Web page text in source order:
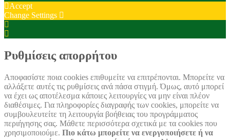
Accept
Change Settings
Settings
Ρυθμίσεις απορρήτου
Αποφασίστε ποια cookies επιθυμείτε να επιτρέπονται. Μπορείτε να
αλλάξετε αυτές τις ρυθμίσεις ανά πάσα στιγμή. Όμως, αυτό μπορεί
να έχει ως αποτέλεσμα κάποιες λειτουργίες να μην είναι πλέον
διαθέσιμες. Για πληροφορίες διαγραφής των cookies, μπορείτε να
συμβουλευτείτε τη λειτουργία βοήθειας του προγράμματος
περιήγησης σας. Μάθετε περισσότερα σχετικά με τα cookies που
χρησιμοποιούμε. Πιο κάτω μπορείτε να ενεργοποιήσετε ή να